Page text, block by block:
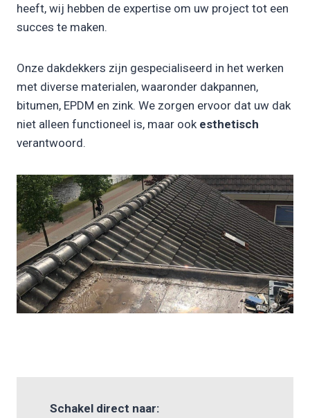
heeft, wij hebben de expertise om uw project tot een
succes te maken.
Onze dakdekkers zijn gespecialiseerd in het werken
met diverse materialen, waaronder dakpannen,
bitumen, EPDM en zink. We zorgen ervoor dat uw dak
niet alleen functioneel is, maar ook esthetisch
verantwoord.
Schakel direct naar: